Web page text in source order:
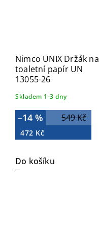
Nimco UNIX Držák na
toaletní papír UN
13055-26
Skladem 1-3 dny
549 Kč
–14 %
472 Kč
Do košíku